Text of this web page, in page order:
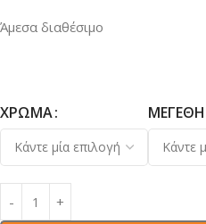
Άμεσα διαθέσιμο
ΧΡΏΜΑ